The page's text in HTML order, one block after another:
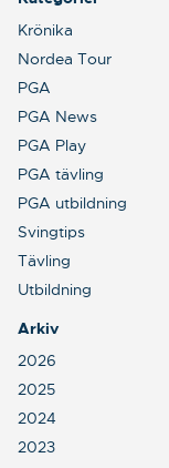
Krönika
Nordea Tour
PGA
PGA News
PGA Play
PGA tävling
PGA utbildning
Svingtips
Tävling
Utbildning
Arkiv
2026
2025
2024
2023